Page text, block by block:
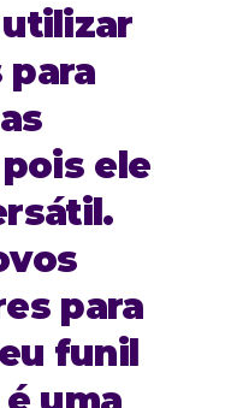
para
ele
para
funil